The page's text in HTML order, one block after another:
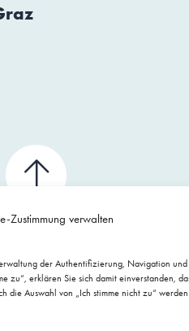
Zustimmung verwalten
der Authentifizierung, Navigation
zu“, erklären Sie sich damit einverstanden,
die Auswahl von „Ich stimme nicht zu“